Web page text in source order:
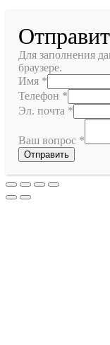
Для заполнения
браузере.
Имя *
Телефон *
Эл. почта *
Ваш вопрос *
Отправить